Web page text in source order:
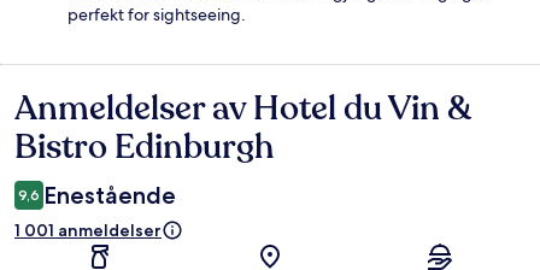
perfekt for sightseeing.
Anmeldelser
Anmeldelser av Hotel du Vin &
Bistro Edinburgh
9,6 Enestående
1 001 anmeldelser